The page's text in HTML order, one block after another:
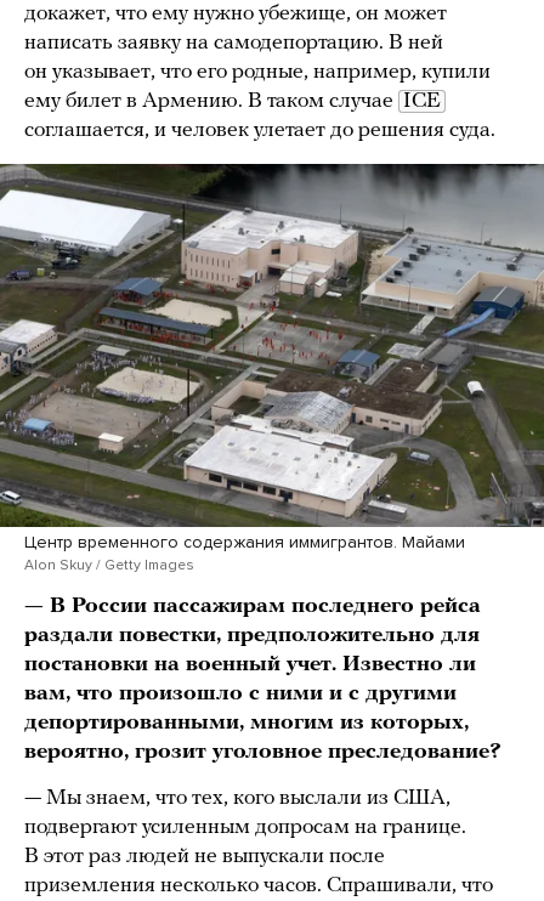
докажет, что ему нужно убежище, он может
написать заявку на самодепортацию. В ней
он указывает, что его родные, например, купили
ему билет в Армению. В таком случае ICE
соглашается, и человек улетает до решения суда.
Центр временного содержания иммигрантов. Майами
Alon Skuy / Getty Images
— В России пассажирам последнего рейса
раздали повестки, предположительно для
постановки на военный учет. Известно ли
вам, что произошло с ними и с другими
депортированными, многим из которых,
вероятно, грозит уголовное преследование?
— Мы знаем, что тех, кого выслали из США,
подвергают усиленным допросам на границе.
В этот раз людей не выпускали после
приземления несколько часов. Спрашивали, что